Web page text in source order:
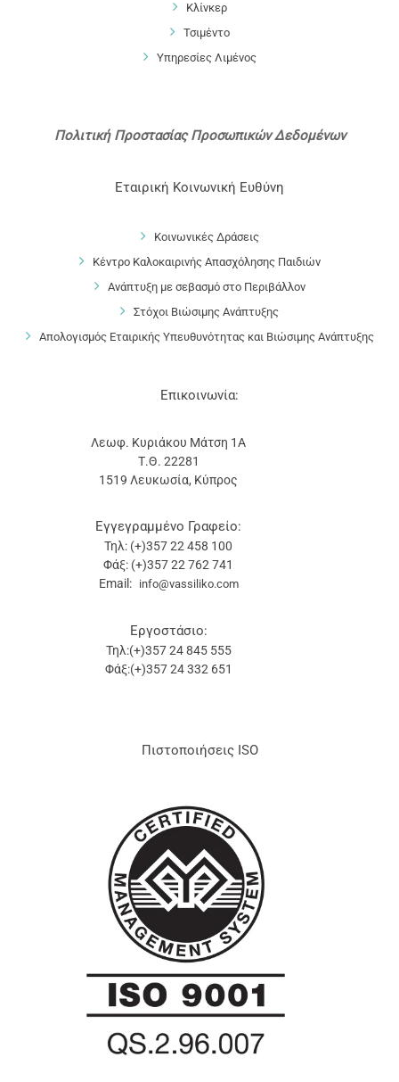
Κλίνκερ
Τσιμέντο
Υπηρεσίες Λιμένος
Πολιτική Προστασίας Προσωπικών Δεδομένων
Εταιρική Κοινωνική Ευθύνη
Κοινωνικές Δράσεις
Κέντρο Καλοκαιρινής Απασχόλησης Παιδιών
Ανάπτυξη με σεβασμό στο Περιβάλλον
Στόχοι Βιώσιμης Ανάπτυξης
Απολογισμός Εταιρικής Υπευθυνότητας και Βιώσιμης Ανάπτυξης
Επικοινωνία:
Λεωφ. Κυριάκου Μάτση 1Α
Τ.Θ. 22281
1519 Λευκωσία, Κύπρος
Εγγεγραμμένο Γραφείο:
Τηλ: (+)357 22 458 100
Φάξ: (+)357 22 762 741
Email: info@vassiliko.com
Εργοστάσιο:
Τηλ:(+)357 24 845 555
Φάξ:(+)357 24 332 651
Πιστοποιήσεις ISO